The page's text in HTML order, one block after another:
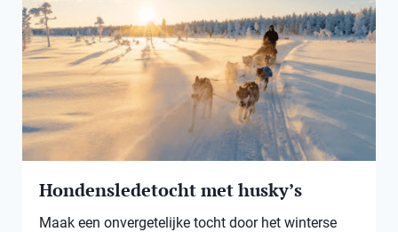
Hondensledetocht met husky’s
Maak een onvergetelijke tocht door het winterse